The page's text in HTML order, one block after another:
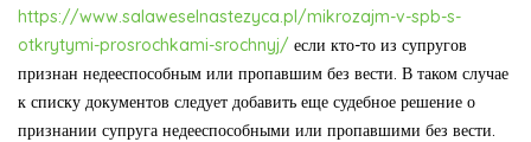
https://www.salaweselnastezyca.pl/mikrozajm-v-spb-s-
otkrytymi-prosrochkami-srochnyj/ если кто-то из супругов
признан недееспособным или пропавшим без вести. В таком случае
к списку документов следует добавить еще судебное решение о
признании супруга недееспособными или пропавшими без вести.